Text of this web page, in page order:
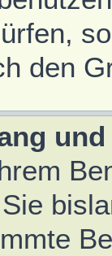
den